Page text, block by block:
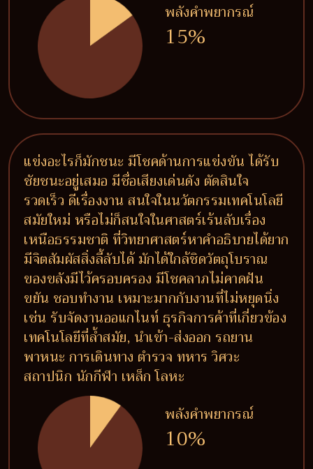
พลังคำพยากรณ์
15%
แข่งอะไรก็มักชนะ มีโชคด้านการแข่งขัน ได้รับ
ชัยชนะอยู่เสมอ มีชื่อเสียงเด่นดัง ตัดสินใจ
รวดเร็ว ดีเรื่องงาน สนใจในนวัตกรรมเทคโนโลยี
สมัยใหม่ หรือไม่ก็สนใจในศาสตร์เร้นลับเรื่อง
เหนือธรรมชาติ ที่วิทยาศาสตร์หาคำอธิบายได้ยาก
มีจิตสัมผัสสิ่งลี้ลับได้ มักได้ใกล้ชิดวัตถุโบราณ
ของขลังมีไว้ครอบครอง มีโชคลาภไม่คาดฝัน
ขยัน ชอบทำงาน เหมาะมากกับงานที่ไม่หยุดนิ่ง
เช่น รับจัดงานออแกไนท์ ธุรกิจการค้าที่เกี่ยวข้อง
เทคโนโลยีที่ล้ำสมัย, นำเข้า-ส่งออก รถยาน
พาหนะ การเดินทาง ตำรวจ ทหาร วิศวะ
สถาปนิก นักกีฬา เหล็ก โลหะ
พลังคำพยากรณ์
10%